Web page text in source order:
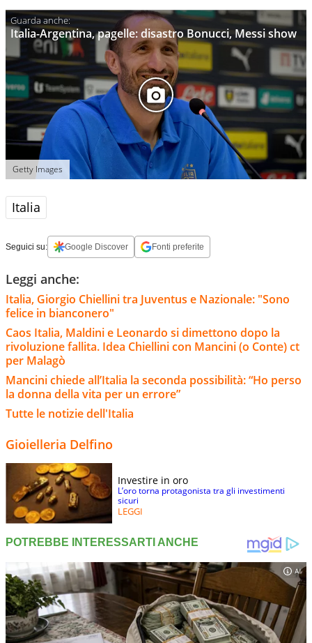
Italia-Argentina, pagelle: disastro Bonucci, Messi show
Getty Images
Italia
Seguici su: Google Discover Fonti preferite
Leggi anche:
Italia, Giorgio Chiellini tra Juventus e Nazionale: "Sono
felice in bianconero"
Caos Italia, Maldini e Leonardo si dimettono dopo la
rivoluzione fallita. Idea Chiellini con Mancini (o Conte) ct
per Malagò
Mancini chiede all’Italia la seconda possibilità: “Ho perso
la donna della vita per un errore”
Tutte le notizie dell'Italia
Gioielleria Delfino
Investire in oro
L’oro torna protagonista tra gli investimenti
sicuri
LEGGI